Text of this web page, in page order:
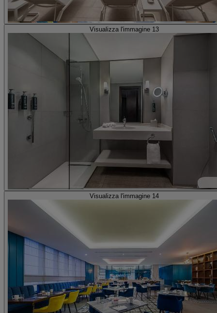
Visualizza l'immagine 13
Visualizza l'immagine 14